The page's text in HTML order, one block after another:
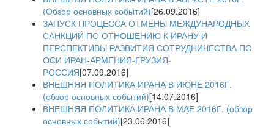
(Обзор основных событий)[26.09.2016]
ЗАПУСК ПРОЦЕССА ОТМЕНЫ МЕЖДУНАРОДНЫХ
САНКЦИЙ ПО ОТНОШЕНИЮ К ИРАНУ И
ПЕРСПЕКТИВЫ РАЗВИТИЯ СОТРУДНИЧЕСТВА ПО
ОСИ ИРАН-АРМЕНИЯ-ГРУЗИЯ-
РОССИЯ[07.09.2016]
ВНЕШНЯЯ ПОЛИТИКА ИРАНА В ИЮНЕ 2016Г.
(обзор основных событий)[14.07.2016]
ВНЕШНЯЯ ПОЛИТИКА ИРАНА В МАЕ 2016Г. (обзор
основных событий)[23.06.2016]